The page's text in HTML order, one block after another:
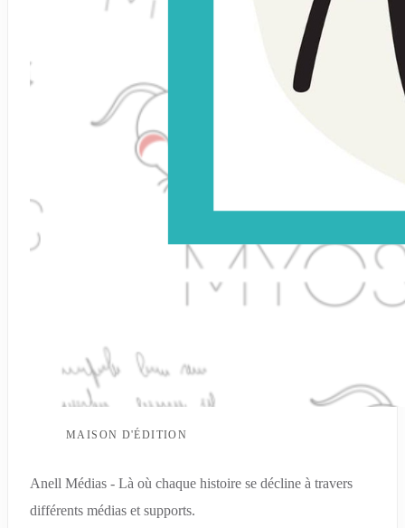
MAISON D'ÉDITION
Anell Médias - Là où chaque histoire se décline à travers
différents médias et supports.